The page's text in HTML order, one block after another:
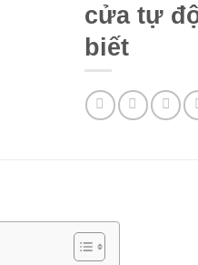
cửa tự
biết